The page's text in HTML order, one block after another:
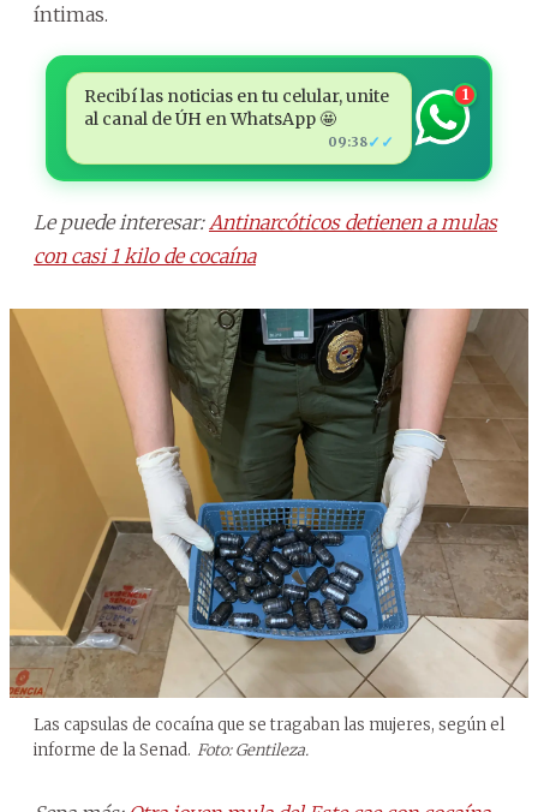
íntimas.
Recibí las noticias en tu celular, unite
al canal de ÚH en WhatsApp 🤩
09:38✓✓
1
Le puede interesar: Antinarcóticos detienen a mulas
con casi 1 kilo de cocaína
Las capsulas de cocaína que se tragaban las mujeres, según el
informe de la Senad. Foto: Gentileza.